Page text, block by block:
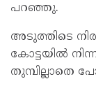
പറഞ്ഞു.
അടുത്തിടെ
കോട്ടയിൽ
തുമ്പില്ലാതെ